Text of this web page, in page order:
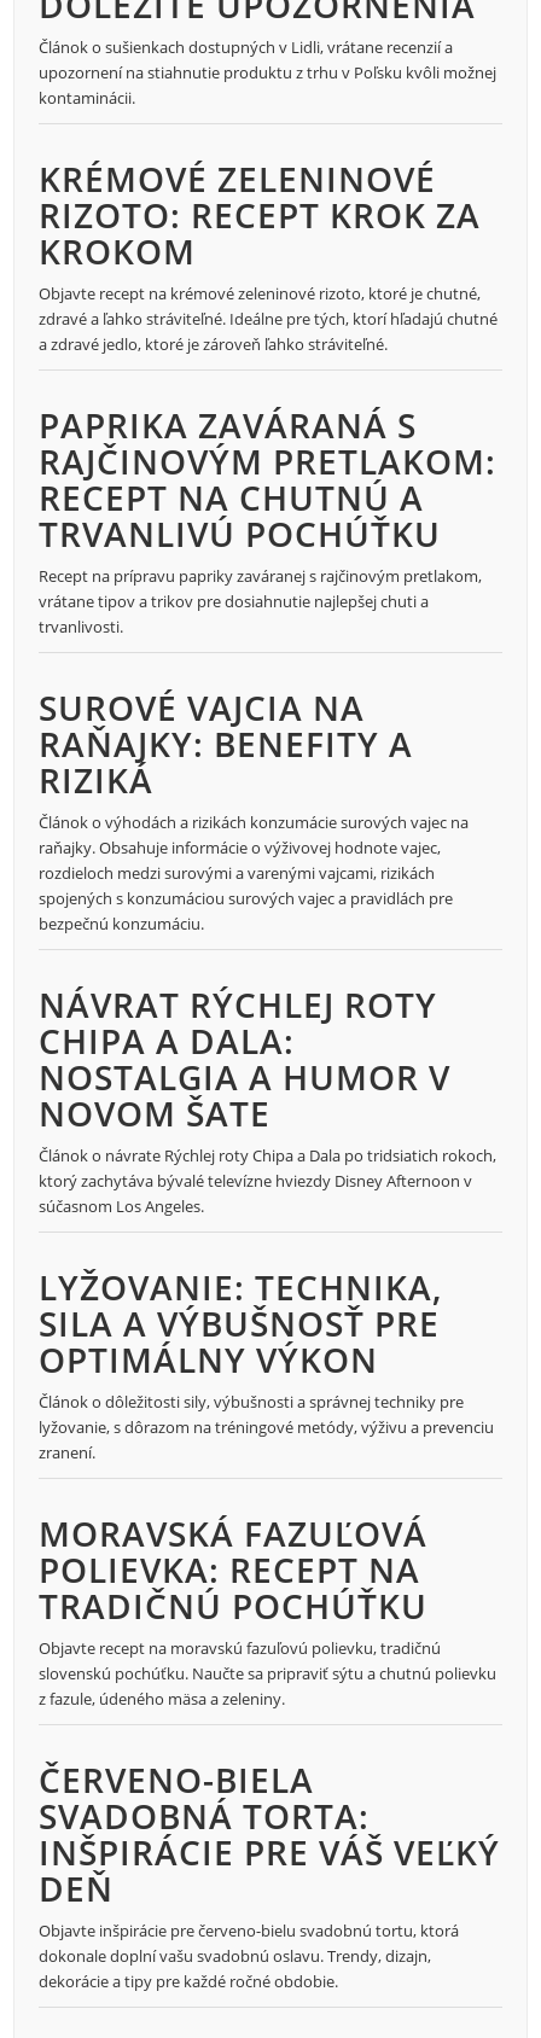
Článok o sušienkach dostupných v Lidli, vrátane recenzií a
upozornení na stiahnutie produktu z trhu v Poľsku kvôli možnej
kontaminácii.
KRÉMOVÉ ZELENINOVÉ
RIZOTO: RECEPT KROK ZA
KROKOM
Objavte recept na krémové zeleninové rizoto, ktoré je chutné,
zdravé a ľahko stráviteľné. Ideálne pre tých, ktorí hľadajú chutné
a zdravé jedlo, ktoré je zároveň ľahko stráviteľné.
PAPRIKA ZAVÁRANÁ S
RAJČINOVÝM PRETLAKOM:
RECEPT NA CHUTNÚ A
TRVANLIVÚ POCHÚŤKU
Recept na prípravu papriky zaváranej s rajčinovým pretlakom,
vrátane tipov a trikov pre dosiahnutie najlepšej chuti a
trvanlivosti.
SUROVÉ VAJCIA NA
RAŇAJKY: BENEFITY A
RIZIKÁ
Článok o výhodách a rizikách konzumácie surových vajec na
raňajky. Obsahuje informácie o výživovej hodnote vajec,
rozdieloch medzi surovými a varenými vajcami, rizikách
spojených s konzumáciou surových vajec a pravidlách pre
bezpečnú konzumáciu.
NÁVRAT RÝCHLEJ ROTY
CHIPA A DALA:
NOSTALGIA A HUMOR V
NOVOM ŠATE
Článok o návrate Rýchlej roty Chipa a Dala po tridsiatich rokoch,
ktorý zachytáva bývalé televízne hviezdy Disney Afternoon v
súčasnom Los Angeles.
LYŽOVANIE: TECHNIKA,
SILA A VÝBUŠNOSŤ PRE
OPTIMÁLNY VÝKON
Článok o dôležitosti sily, výbušnosti a správnej techniky pre
lyžovanie, s dôrazom na tréningové metódy, výživu a prevenciu
zranení.
MORAVSKÁ FAZUĽOVÁ
POLIEVKA: RECEPT NA
TRADIČNÚ POCHÚŤKU
Objavte recept na moravskú fazuľovú polievku, tradičnú
slovenskú pochúťku. Naučte sa pripraviť sýtu a chutnú polievku
z fazule, údeného mäsa a zeleniny.
ČERVENO-BIELA
SVADOBNÁ TORTA:
INŠPIRÁCIE PRE VÁŠ VEĽKÝ
DEŇ
Objavte inšpirácie pre červeno-bielu svadobnú tortu, ktorá
dokonale doplní vašu svadobnú oslavu. Trendy, dizajn,
dekorácie a tipy pre každé ročné obdobie.